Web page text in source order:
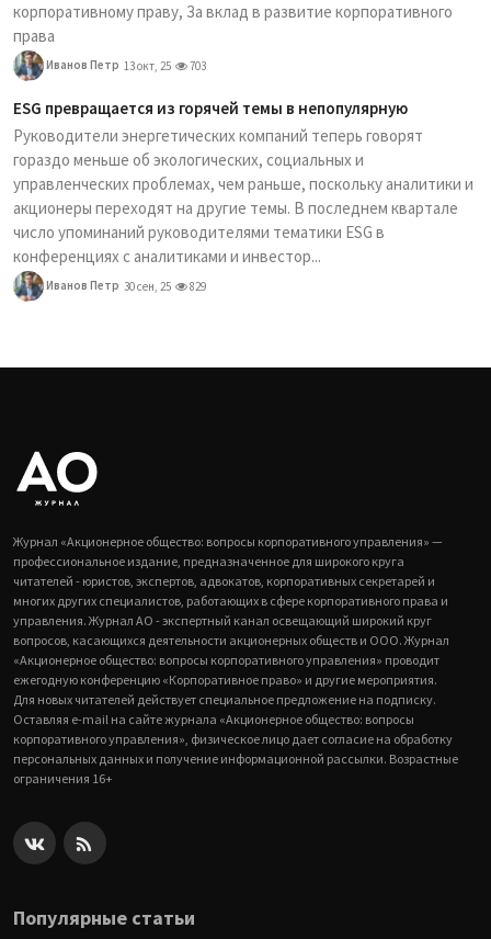
корпоративному праву, За вклад в развитие корпоративного
права
Иванов Петр 13 окт, 25 703
ESG превращается из горячей темы в непопулярную
Руководители энергетических компаний теперь говорят
гораздо меньше об экологических, социальных и
управленческих проблемах, чем раньше, поскольку аналитики и
акционеры переходят на другие темы. В последнем квартале
число упоминаний руководителями тематики ESG в
конференциях с аналитиками и инвестор...
Иванов Петр 30 сен, 25 829
Журнал «Акционерное общество: вопросы корпоративного управления» —
профессиональное издание, предназначенное для широкого круга
читателей - юристов, экспертов, адвокатов, корпоративных секретарей и
многих других специалистов, работающих в сфере корпоративного права и
управления. Журнал АО - экспертный канал освещающий широкий круг
вопросов, касающихся деятельности акционерных обществ и ООО. Журнал
«Акционерное общество: вопросы корпоративного управления» проводит
ежегодную конференцию «Корпоративное право» и другие мероприятия.
Для новых читателей действует специальное предложение на подписку.
Оставляя e-mail на сайте журнала «Акционерное общество: вопросы
корпоративного управления», физическое лицо дает согласие на обработку
персональных данных и получение информационной рассылки. Возрастные
ограничения 16+
Популярные статьи